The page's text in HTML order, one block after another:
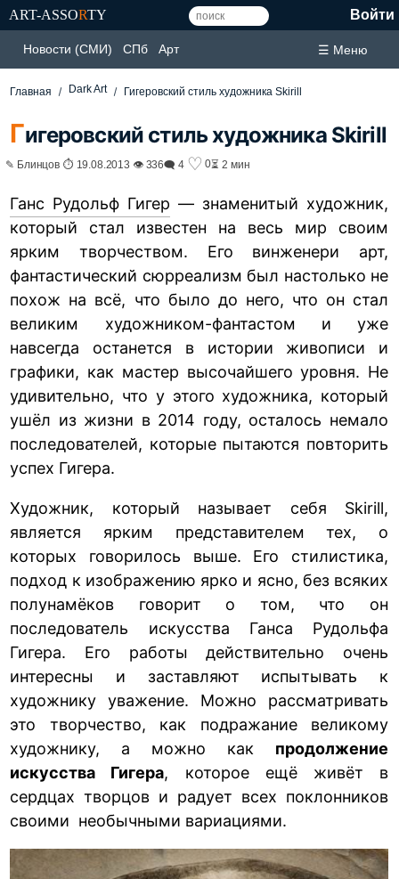
ART-ASSORTY Войти
Новости (СМИ) СПб Арт ☰ Меню
Главная Dark Art Гигеровский стиль художника Skirill
Гигеровский стиль художника Skirill
✎ Блинцов ⏱ 19.08.2013 👁 336🗨 4 ♡ 0⏳ 2 мин
Ганс Рудольф Гигер — знаменитый художник,
который стал известен на весь мир своим
ярким творчеством. Его винженери арт,
фантастический сюрреализм был настолько не
похож на всё, что было до него, что он стал
великим художником-фантастом и уже
навсегда останется в истории живописи и
графики, как мастер высочайшего уровня. Не
удивительно, что у этого художника, который
ушёл из жизни в 2014 году, осталось немало
последователей, которые пытаются повторить
успех Гигера.
Художник, который называет себя Skirill,
является ярким представителем тех, о
которых говорилось выше. Его стилистика,
подход к изображению ярко и ясно, без всяких
полунамёков говорит о том, что он
последователь искусства Ганса Рудольфа
Гигера. Его работы действительно очень
интересны и заставляют испытывать к
художнику уважение. Можно рассматривать
это творчество, как подражание великому
художнику, а можно как продолжение
искусства Гигера, которое ещё живёт в
сердцах творцов и радует всех поклонников
своими необычными вариациями.